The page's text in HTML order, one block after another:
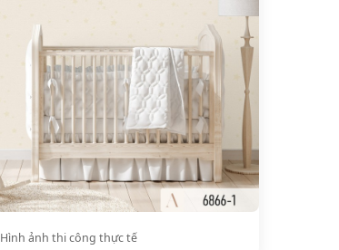
Hình ảnh thi công thực tế